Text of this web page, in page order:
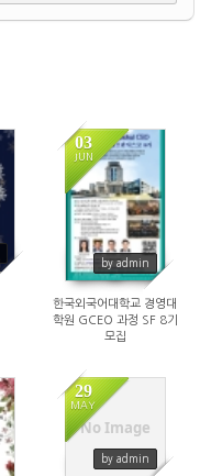
03
JUN
by admin
한국외국어대학교 경영대
학원 GCEO 과정 SF 8기
모집
No Image
29
MAY
by admin